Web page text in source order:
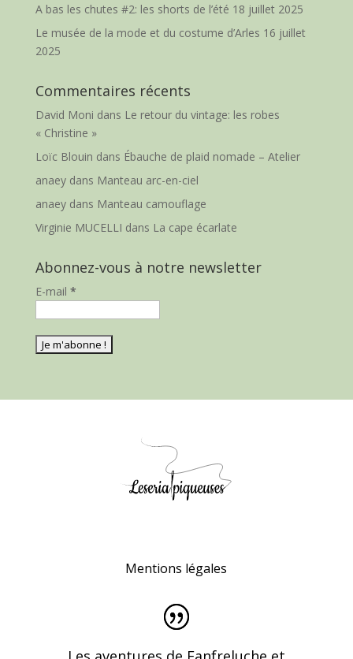
A bas les chutes #2: les shorts de l’été 18 juillet 2025
Le musée de la mode et du costume d’Arles 16 juillet
2025
Commentaires récents
David Moni dans Le retour du vintage: les robes
« Christine »
Loïc Blouin dans Ébauche de plaid nomade – Atelier
anaeydans Manteau arc-en-ciel
anaeydans Manteau camouflage
Virginie MUCELLI dans La cape écarlate
Abonnez-vous à notre newsletter
E-mail *
Mentions légales